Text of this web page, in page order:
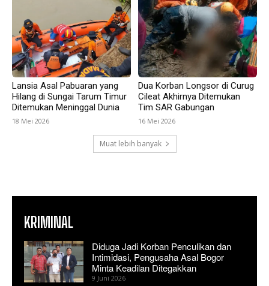
Lansia Asal Pabuaran yang
Hilang di Sungai Tarum Timur
Ditemukan Meninggal Dunia
18 Mei 2026
Dua Korban Longsor di Curug
Cileat Akhirnya Ditemukan
Tim SAR Gabungan
16 Mei 2026
Muat lebih banyak
KRIMINAL
Diduga Jadi Korban Penculikan dan
Intimidasi, Pengusaha Asal Bogor
Minta Keadilan Ditegakkan
9 Juni 2026